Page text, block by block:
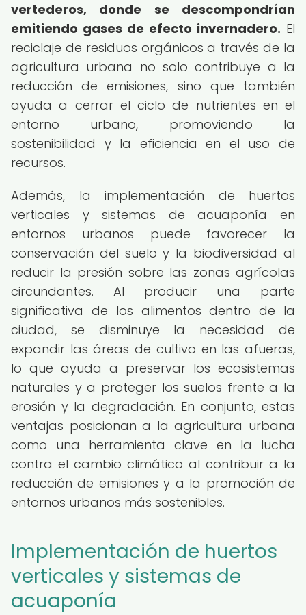
vertederos, donde se descompondrían
emitiendo gases de efecto invernadero. El
reciclaje de residuos orgánicos a través de la
agricultura urbana no solo contribuye a la
reducción de emisiones, sino que también
ayuda a cerrar el ciclo de nutrientes en el
entorno urbano, promoviendo la
sostenibilidad y la eficiencia en el uso de
recursos.
Además, la implementación de huertos
verticales y sistemas de acuaponía en
entornos urbanos puede favorecer la
conservación del suelo y la biodiversidad al
reducir la presión sobre las zonas agrícolas
circundantes. Al producir una parte
significativa de los alimentos dentro de la
ciudad, se disminuye la necesidad de
expandir las áreas de cultivo en las afueras,
lo que ayuda a preservar los ecosistemas
naturales y a proteger los suelos frente a la
erosión y la degradación. En conjunto, estas
ventajas posicionan a la agricultura urbana
como una herramienta clave en la lucha
contra el cambio climático al contribuir a la
reducción de emisiones y a la promoción de
entornos urbanos más sostenibles.
Implementación de huertos
verticales y sistemas de
acuaponía